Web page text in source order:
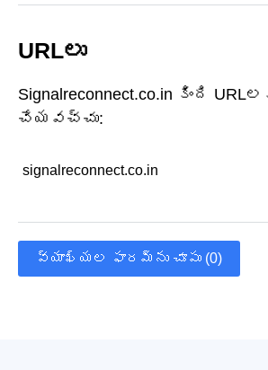
URLలు
Signalreconnect.co.in కింది
చేయవచ్చు:
signalreconnect.co.in
వ్యాఖ్యల ఫారమ్‌ను చూపు (0)